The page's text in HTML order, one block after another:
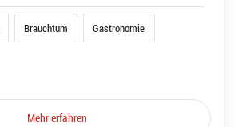
Brauchtum Gastronomie
Mehr erfahren